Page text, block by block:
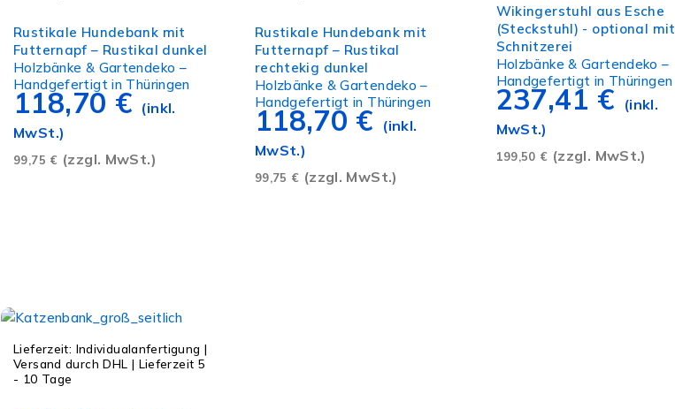
Rustikale Hundebank mit
Futternapf – Rustikal dunkel
Holzbänke & Gartendeko –
Handgefertigt in Thüringen
118,70 € (inkl.
MwSt.)
99,75 € (zzgl. MwSt.)
Rustikale Hundebank mit
Futternapf – Rustikal
rechtekig dunkel
Holzbänke & Gartendeko –
Handgefertigt in Thüringen
118,70 €
(inkl.
MwSt.)
99,75 € (zzgl. MwSt.)
Wikingerstuhl aus Esche
(Steckstuhl) - optional mit
Schnitzerei
Holzbänke & Gartendeko –
Handgefertigt in Thüringen
237,41 €
(inkl.
MwSt.)
199,50 € (zzgl. MwSt.)
Lieferzeit: Individualanfertigung |
Versand durch DHL | Lieferzeit 5
- 10 Tage